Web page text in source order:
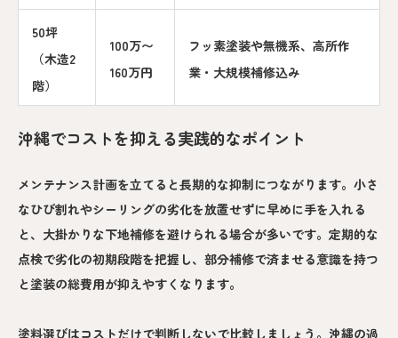
50坪
（木造2
階）
100万〜
160万円
フッ素塗装や無機系、高所作
業・大規模補修込み
沖縄でコストを抑える実践的なポイント
メンテナンス計画を立てると長期的な抑制につながります。小さ
なひび割れやシーリングの劣化を放置せずに早めに手を入れる
と、大掛かりな下地補修を避けられる場合が多いです。定期的な
点検で劣化の初期段階を把握し、部分補修で済ませる意識を持つ
と塗装の総費用が抑えやすくなります。
塗料選びはコストだけで判断しないで比較しましょう。沖縄の過